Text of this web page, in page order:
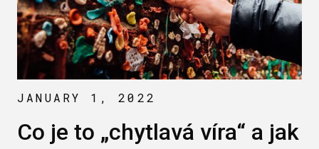
JANUARY 1, 2022
Co je to „chytlavá víra“ a jak